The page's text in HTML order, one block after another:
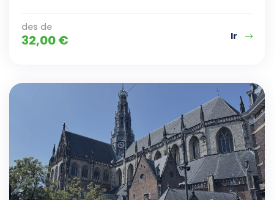
des de
32,00€ Ir